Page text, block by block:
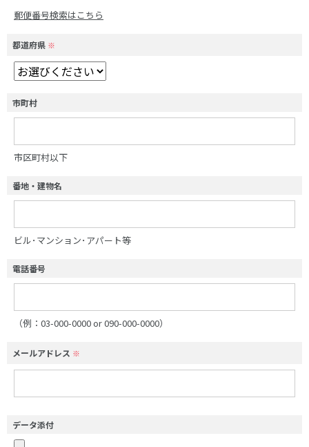
郵便番号検索はこちら
都道府県 ※
市町村
市区町村以下
番地・建物名
ビル･マンション･アパート等
電話番号
（例：03-000-0000 or 090-000-0000）
メールアドレス ※
データ添付